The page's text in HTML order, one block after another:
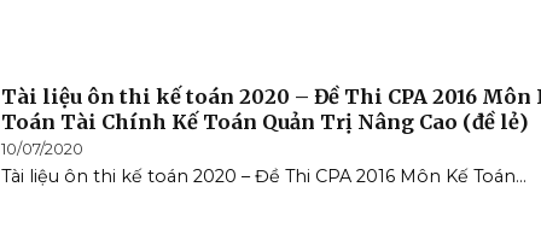
Tài liệu ôn thi kế toán 2020 – Đề Thi CPA 2016 Môn
Toán Tài Chính Kế Toán Quản Trị Nâng Cao (đề lẻ)
10/07/2020
Tài liệu ôn thi kế toán 2020 – Đề Thi CPA 2016 Môn Kế Toán...